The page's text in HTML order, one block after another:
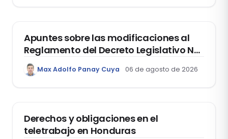
Apuntes sobre las modificaciones al
Reglamento del Decreto Legislativo Nº
1400, que aprueba el Régimen de
Garantía Mobiliaria
Max Adolfo Panay Cuya 06 de agosto de 2026
Derechos y obligaciones en el
teletrabajo en Honduras